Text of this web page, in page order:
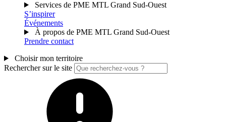
Services de PME MTL Grand Sud-Ouest
S’inspirer
Événements
À propos de PME MTL Grand Sud-Ouest
Prendre contact
Choisir mon territoire
Rechercher sur le site